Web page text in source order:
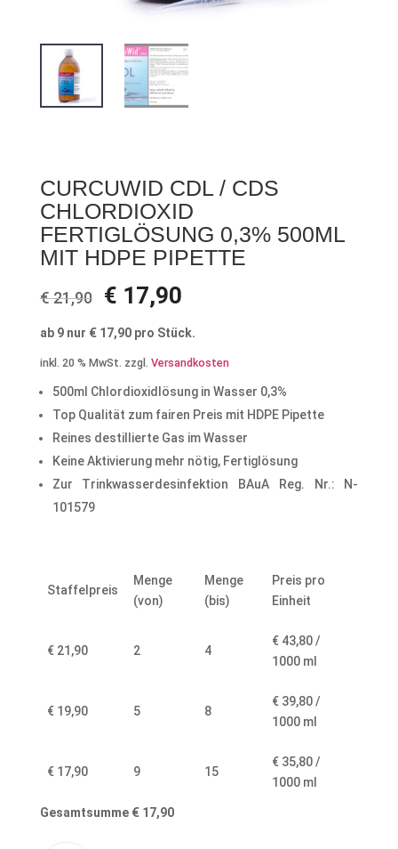
CURCUWID CDL / CDS
CHLORDIOXID
FERTIGLÖSUNG 0,3% 500ML
MIT HDPE PIPETTE
€21,90 Ursprünglicher
Preis
war:
€ 21,90
€ 17,90Aktueller
ist:
€ 17,90.
ab 9 nur €17,90pro Stück.
inkl. 20 % MwSt. zzgl. Versandkosten
500ml Chlordioxidlösung in Wasser 0,3%
Top Qualität zum fairen Preis mit HDPE Pipette
Reines destillierte Gas im Wasser
Keine Aktivierung mehr nötig, Fertiglösung
Zur Trinkwasserdesinfektion BAuA Reg. Nr.: N-
101579
Staffelpreis
Menge
(von)
Menge
(bis)
Preis pro
Einheit
€ 21,90 2 4
€ 43,80/
1000 ml
€ 19,90 5 8
€ 39,80/
1000 ml
€ 17,90 9 15
€ 35,80/
1000 ml
Gesamtsumme €17,90